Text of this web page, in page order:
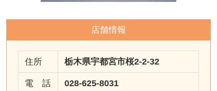
店舗情報
住所 栃木県宇都宮市桜2-2-32
電 話 028-625-8031